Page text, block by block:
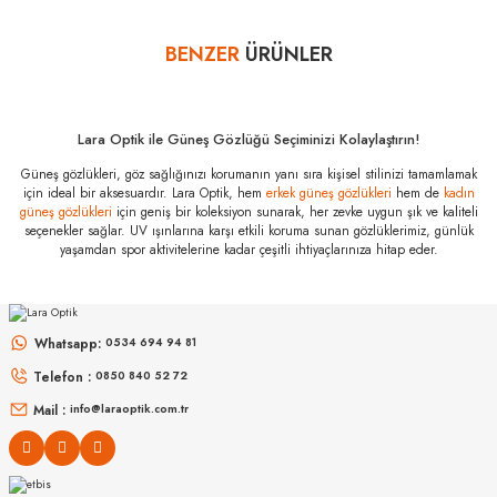
Bazı bankaların çeşitli kredi kartlarına taksit sınırlandırması
sayısını lütfen bankanızın müşteri hizmetleri departmanından
öğreniniz.
Oakley OO 9417
941708 59
Özellikleri
Stok Kodu
Yorum Yaz
BENZERÜRÜNLER
RB 3447 001/3M 50
%45 12.723₺ 6.998₺
Lara Optik ile Güneş Gözlüğü Seçiminizi Kolaylaştırın!
Güneş gözlükleri, göz sağlığınızı korumanın yanı sıra kişisel stilinizi tamamlamak
için ideal bir aksesuardır. Lara Optik, hem erkek güneş gözlükleri hem de kadın
güneş gözlükleri için geniş bir koleksiyon sunarak, her zevke uygun şık ve kaliteli
seçenekler sağlar. UV ışınlarına karşı etkili koruma sunan gözlüklerimiz, günlük
yaşamdan spor aktivitelerine kadar çeşitli ihtiyaçlarınıza hitap eder.
Whatsapp: 0534 694 94 81
Telefon : 0850 840 52 72
Mail : info@laraoptik.com.tr